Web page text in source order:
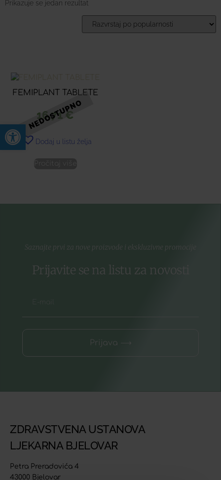
Prikazuje se jedan rezultat
FEMIPLANT TABLETE
16,71€
Dodaj u listu želja
Saznajte prvi za nove proizvode i ekskluzivne promocije
Prijavite se na listu za novosti
Prijava ⟶
ZDRAVSTVENA USTANOVA
LJEKARNA BJELOVAR
Petra Preradovića 4
43000 Bjelovar
Open toolbar